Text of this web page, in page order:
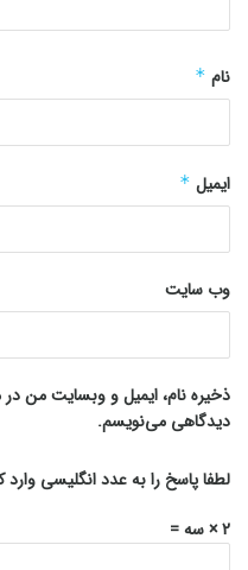
نام *
ایمیل *
وب‌ سایت
ذخیره نام، ایمیل و وبسایت من در
دیدگاهی می‌نویسم.
لطفا پاسخ را به عدد انگلیسی وارد
2 × سه =